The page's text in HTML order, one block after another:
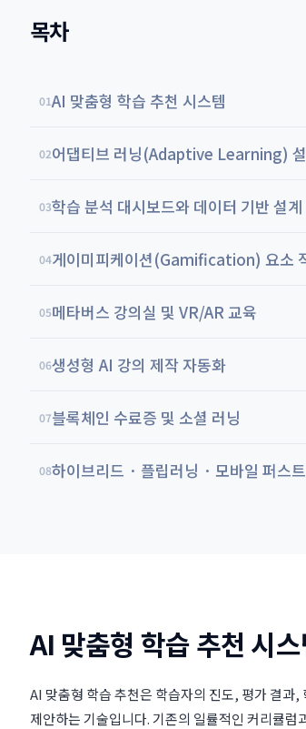
목차
01AI 맞춤형 학습 추천 시스템
02어댑티브 러닝(Adaptive Learning)
03학습 분석 대시보드와 데이터 기반 설계
04게이미피케이션(Gamification) 요소
05메타버스 강의실 및 VR/AR 교육
06생성형 AI 강의 제작 자동화
07블록체인 수료증 및 소셜 러닝
08하이브리드 · 플립러닝 · 모바일 퍼스트
AI 맞춤형 학습 추천 시
AI 맞춤형 학습 추천은 학습자의 진도, 평가 결과
제안하는 기술입니다. 기존의 일률적인 커리큘